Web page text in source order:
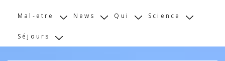
Mal-etre News Qui Science
Séjours